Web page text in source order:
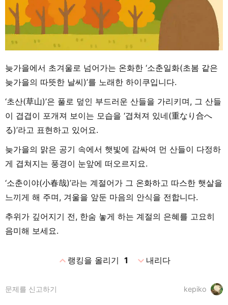
늦가을에서 초겨울로 넘어가는 온화한 ‘소춘일화(초봄 같은
늦가을의 따뜻한 날씨)’를 노래한 하이쿠입니다.
‘초산(草山)’은 풀로 덮인 부드러운 산들을 가리키며, 그 산들
이 겹겹이 포개져 보이는 모습을 ‘겹쳐져 있네(重なり合へ
る)’라고 표현하고 있어요.
늦가을의 맑은 공기 속에서 햇빛에 감싸여 먼 산들이 다정하
게 겹쳐지는 풍경이 눈앞에 떠오르지요.
‘소춘이야(小春哉)’라는 계절어가 그 온화하고 따스한 햇살을
느끼게 해 주며, 겨울을 앞둔 마음의 안식을 전합니다.
추위가 깊어지기 전, 한숨 놓게 하는 계절의 은혜를 고요히
음미해 보세요.
expand_less랭킹을 올리기 1 expand_more내리다
kepiko
문제를 신고하기